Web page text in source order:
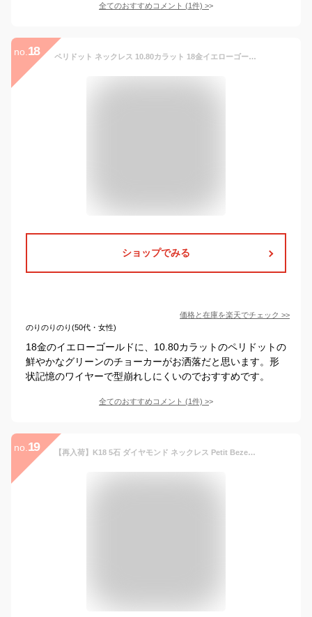
全てのおすすめコメント (1件) >
no. 18 ペリドット ネックレス 10.80カラット 18金イエローゴールド K18 チョーカーデザイン ペリドットのステーション /緑(グリーン)/セレクトジュエリー・新品/届10/ラックジュエル luckjewel/1点もの
ショップでみる
価格と在庫を楽天でチェック >>
のりのりのり(50代・女性)
18金のイエローゴールドに、10.80カラットのペリドットの
鮮やかなグリーンのチョーカーがお洒落だと思います。形
状記憶のワイヤーで型崩れしにくいのでおすすめです。
全てのおすすめコメント (1件) >
no. 19 【再入荷】K18 5石 ダイヤモンド ネックレス Petit Bezel（プティベゼル） 003 0.15ct ステーションネックレス ダイヤ レディース ゴールド シンプル diamond necklace gold 18k 18金 首飾り ladies ペンダント 送料無料 プレゼント 即納